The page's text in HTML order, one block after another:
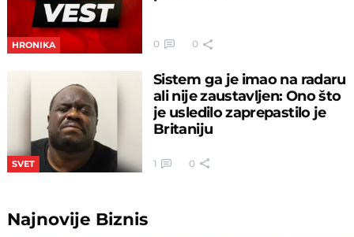
HRONIKA 0 0
SVET
Sistem ga je imao na radaru
ali nije zaustavljen: Ono što
je usledilo zaprepastilo je
Britaniju
1 0
Najnovije Biznis